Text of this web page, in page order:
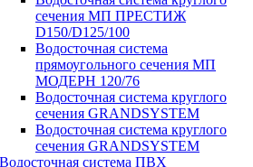
сечения МП ПРЕСТИЖ
D150/D125/100
Водосточная система
прямоугольного сечения МП
МОДЕРН 120/76
Водосточная система круглого
сечения GRANDSYSTEM
Водосточная система круглого
сечения GRANDSYSTEM
Водосточная система ПВХ